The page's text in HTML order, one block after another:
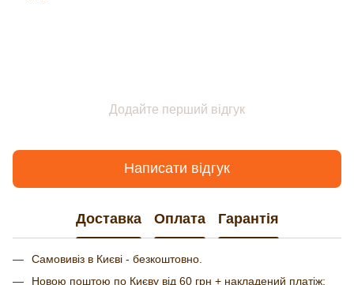
Додайте перший відгук
Написати відгук
Доставка Оплата Гарантія
Самовивіз в Києві - безкоштовно.
Новою поштою по Києву від 60 грн + накладений платіж;